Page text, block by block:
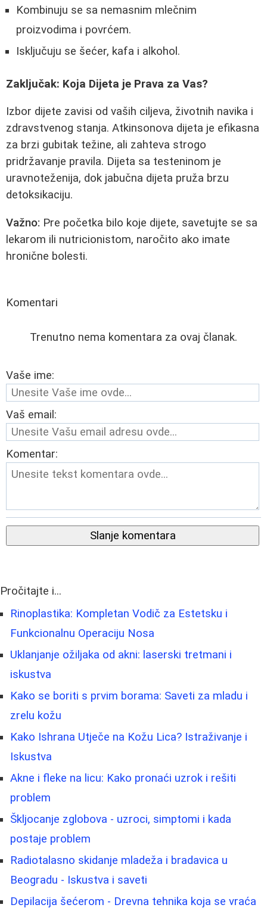
Kombinuju se sa nemasnim mlečnim
proizvodima i povrćem.
Isključuju se šećer, kafa i alkohol.
Zaključak: Koja Dijeta je Prava za Vas?
Izbor dijete zavisi od vaših ciljeva, životnih navika i
zdravstvenog stanja. Atkinsonova dijeta je efikasna
za brzi gubitak težine, ali zahteva strogo
pridržavanje pravila. Dijeta sa testeninom je
uravnoteženija, dok jabučna dijeta pruža brzu
detoksikaciju.
Važno: Pre početka bilo koje dijete, savetujte se sa
lekarom ili nutricionistom, naročito ako imate
hronične bolesti.
Komentari
Trenutno nema komentara za ovaj članak.
Vaše ime:
Vaš email:
Komentar:
Slanje komentara
Pročitajte i...
Rinoplastika: Kompletan Vodič za Estetsku i
Funkcionalnu Operaciju Nosa
Uklanjanje ožiljaka od akni: laserski tretmani i
iskustva
Kako se boriti s prvim borama: Saveti za mladu i
zrelu kožu
Kako Ishrana Utječe na Kožu Lica? Istraživanje i
Iskustva
Akne i fleke na licu: Kako pronaći uzrok i rešiti
problem
Škljocanje zglobova - uzroci, simptomi i kada
postaje problem
Radiotalasno skidanje mladeža i bradavica u
Beogradu - Iskustva i saveti
Depilacija šećerom - Drevna tehnika koja se vraća